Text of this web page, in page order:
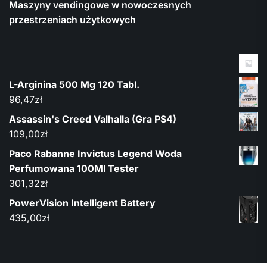
Maszyny vendingowe w nowoczesnych
przestrzeniach użytkowych
L-Arginina 500 Mg 120 Tabl.
96,47zł
Assassin's Creed Valhalla (Gra PS4)
109,00zł
Paco Rabanne Invictus Legend Woda
Perfumowana 100Ml Tester
301,32zł
PowerVision Intelligent Battery
435,00zł